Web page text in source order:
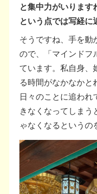
と集中力がいりま
という点では写経
そうですね、手を動
ので、「マインドフ
ています。私自身、
る時間がなかなかと
日々のことに追わ
きなくなってしまう
ゃなくなるというの